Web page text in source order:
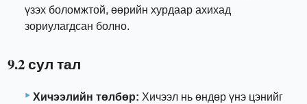
үзэх боломжтой, өөрийн хурдаар ахихад
зориулагдсан болно.
9.2 сул тал
Хичээлийн төлбөр: Хичээл нь өндөр үнэ цэнийг